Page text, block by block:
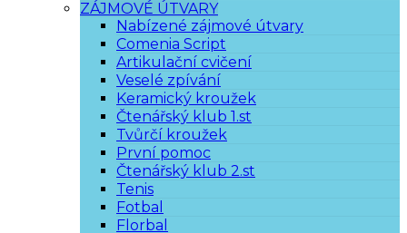
ZÁJMOVÉ ÚTVARY
Nabízené zájmové útvary
Comenia Script
Artikulační cvičení
Veselé zpívání
Keramický kroužek
Čtenářský klub 1.st
Tvůrčí kroužek
První pomoc
Čtenářský klub 2.st
Tenis
Fotbal
Florbal